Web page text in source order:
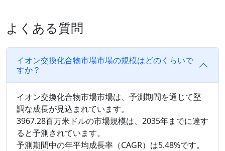
よくある質問
イオン交換化合物市場市場の規模はどのくらいで
すか？
イオン交換化合物市場市場は、予測期間を通じて堅
調な成長が見込まれています。
3967.28百万米ドルの市場規模は、2035年までに達す
ると予測されています。
予測期間中の年平均成長率（CAGR）は5.48%です。